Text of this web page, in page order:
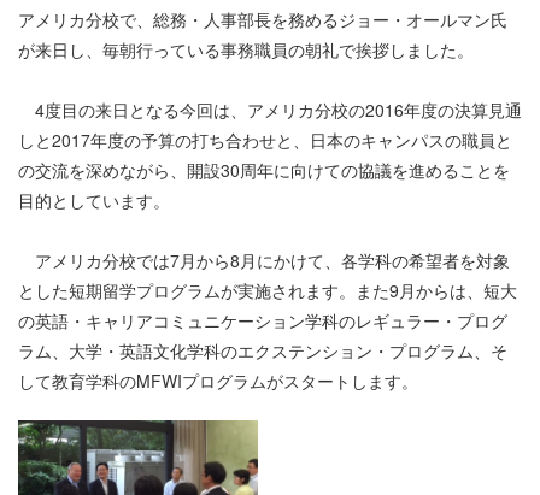
アメリカ分校で、総務・人事部長を務めるジョー・オールマン氏
が来日し、毎朝行っている事務職員の朝礼で挨拶しました。
4度目の来日となる今回は、アメリカ分校の2016年度の決算見通
しと2017年度の予算の打ち合わせと、日本のキャンパスの職員と
の交流を深めながら、開設30周年に向けての協議を進めることを
目的としています。
アメリカ分校では7月から8月にかけて、各学科の希望者を対象
とした短期留学プログラムが実施されます。また9月からは、短大
の英語・キャリアコミュニケーション学科のレギュラー・プログ
ラム、大学・英語文化学科のエクステンション・プログラム、そ
して教育学科のMFWIプログラムがスタートします。